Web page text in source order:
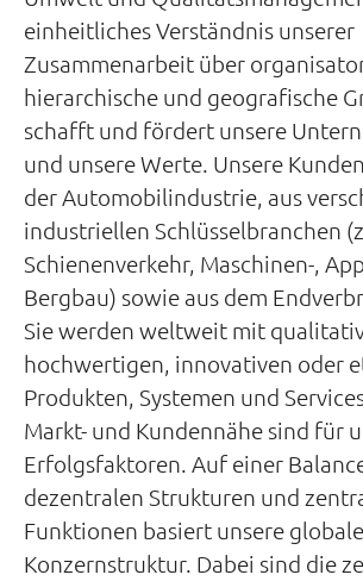
einheitliches Verständnis unserer
Zusammenarbeit über
hierarchische und geografische
schafft und fördert unsere
und unsere Werte. Unsere
der Automobilindustrie, aus
industriellen Schlüsselbranchen
Schienenverkehr, Maschinen-,
Bergbau) sowie aus dem
Sie werden weltweit mit
hochwertigen, innovativen oder
Produkten, Systemen und
Markt- und Kundennähe sind für
Erfolgsfaktoren. Auf einer
dezentralen Strukturen und
Funktionen basiert unsere globale
Konzernstruktur. Dabei sind die